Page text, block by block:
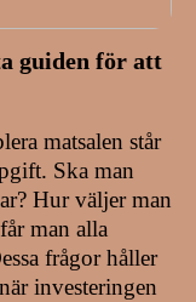
guiden för att
matsalen står
Ska man
Hur väljer man
man alla
frågor håller
investeringen